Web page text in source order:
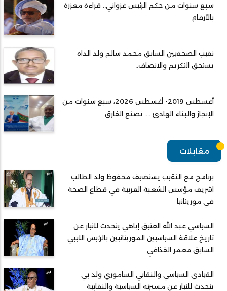
سبع سنوات من حكم الرئيس غزواني.. قراءة معززة
بالأرقام
نقيب الصحفيين السابق محمد سالم ولد الداه
يستحق التكريم والانصاف..
أغسطس 2019- أغسطس 2026، سبع سنوات من
الإنجاز والبناء الهادئ .... تصنع الفارق
مقابلات
برنامج مع النقيب يستضيف محفوظ ولد الطالب
اشريف مؤسس الشعبة العربية في قطاع الصحة
في موريتانيا
السياسي عبد الله العتيق إياهي يتحدث للتيار عن
تاريخ علاقة السياسيين الموريتانيين بالرئيس الليبي
السابق معمر القذافي
القيادي السياسي والنقابي الساموري ولد بي
يتحدث للتيار عن مسيرته السياسية والنقابية